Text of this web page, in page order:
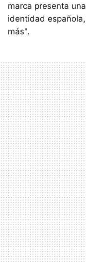
marca presenta
identidad
más".